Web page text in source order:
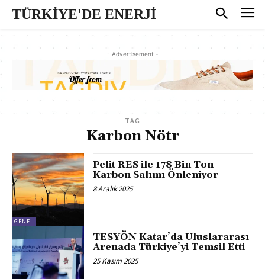
TÜRKİYE'DE ENERJİ
- Advertisement -
TAG
Karbon Nötr
GENEL
Pelit RES ile 178 Bin Ton
Karbon Salımı Önleniyor
8 Aralık 2025
TESYÖN Katar’da Uluslararası
Arenada Türkiye’yi Temsil Etti
25 Kasım 2025